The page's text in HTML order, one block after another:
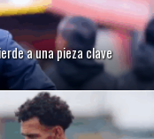
a una pieza clave